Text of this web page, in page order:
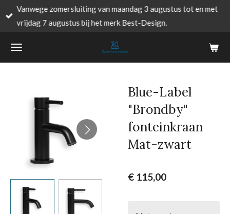
Ga
direct
de
Vanwege zomersluiting van maandag 3 augustus tot en met
vrijdag 7 augustus bij het merk Best-Design.
Blue-Label
"Brondby"
fonteinkraan
Mat-zwart
€ 115,00